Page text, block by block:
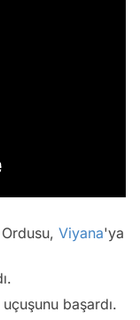
Viyana'ya
uçuşunu başardı.